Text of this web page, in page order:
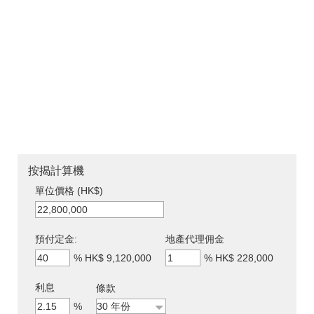
按揭計算機
單位價格 (HK$)
預付定金:
% HK$ 9,120,000
地產代理佣金
% HK$ 228,000
利息
%
條款